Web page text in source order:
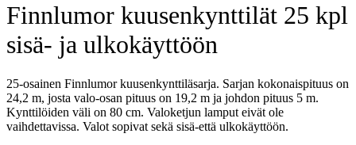
Finnlumor kuusenkynttilät 25 kpl
sisä- ja ulkokäyttöön
25-osainen Finnlumor kuusenkynttiläsarja. Sarjan kokonaispituus on
24,2 m, josta valo-osan pituus on 19,2 m ja johdon pituus 5 m.
Kynttilöiden väli on 80 cm. Valoketjun lamput eivät ole
vaihdettavissa. Valot sopivat sekä sisä-että ulkokäyttöön.